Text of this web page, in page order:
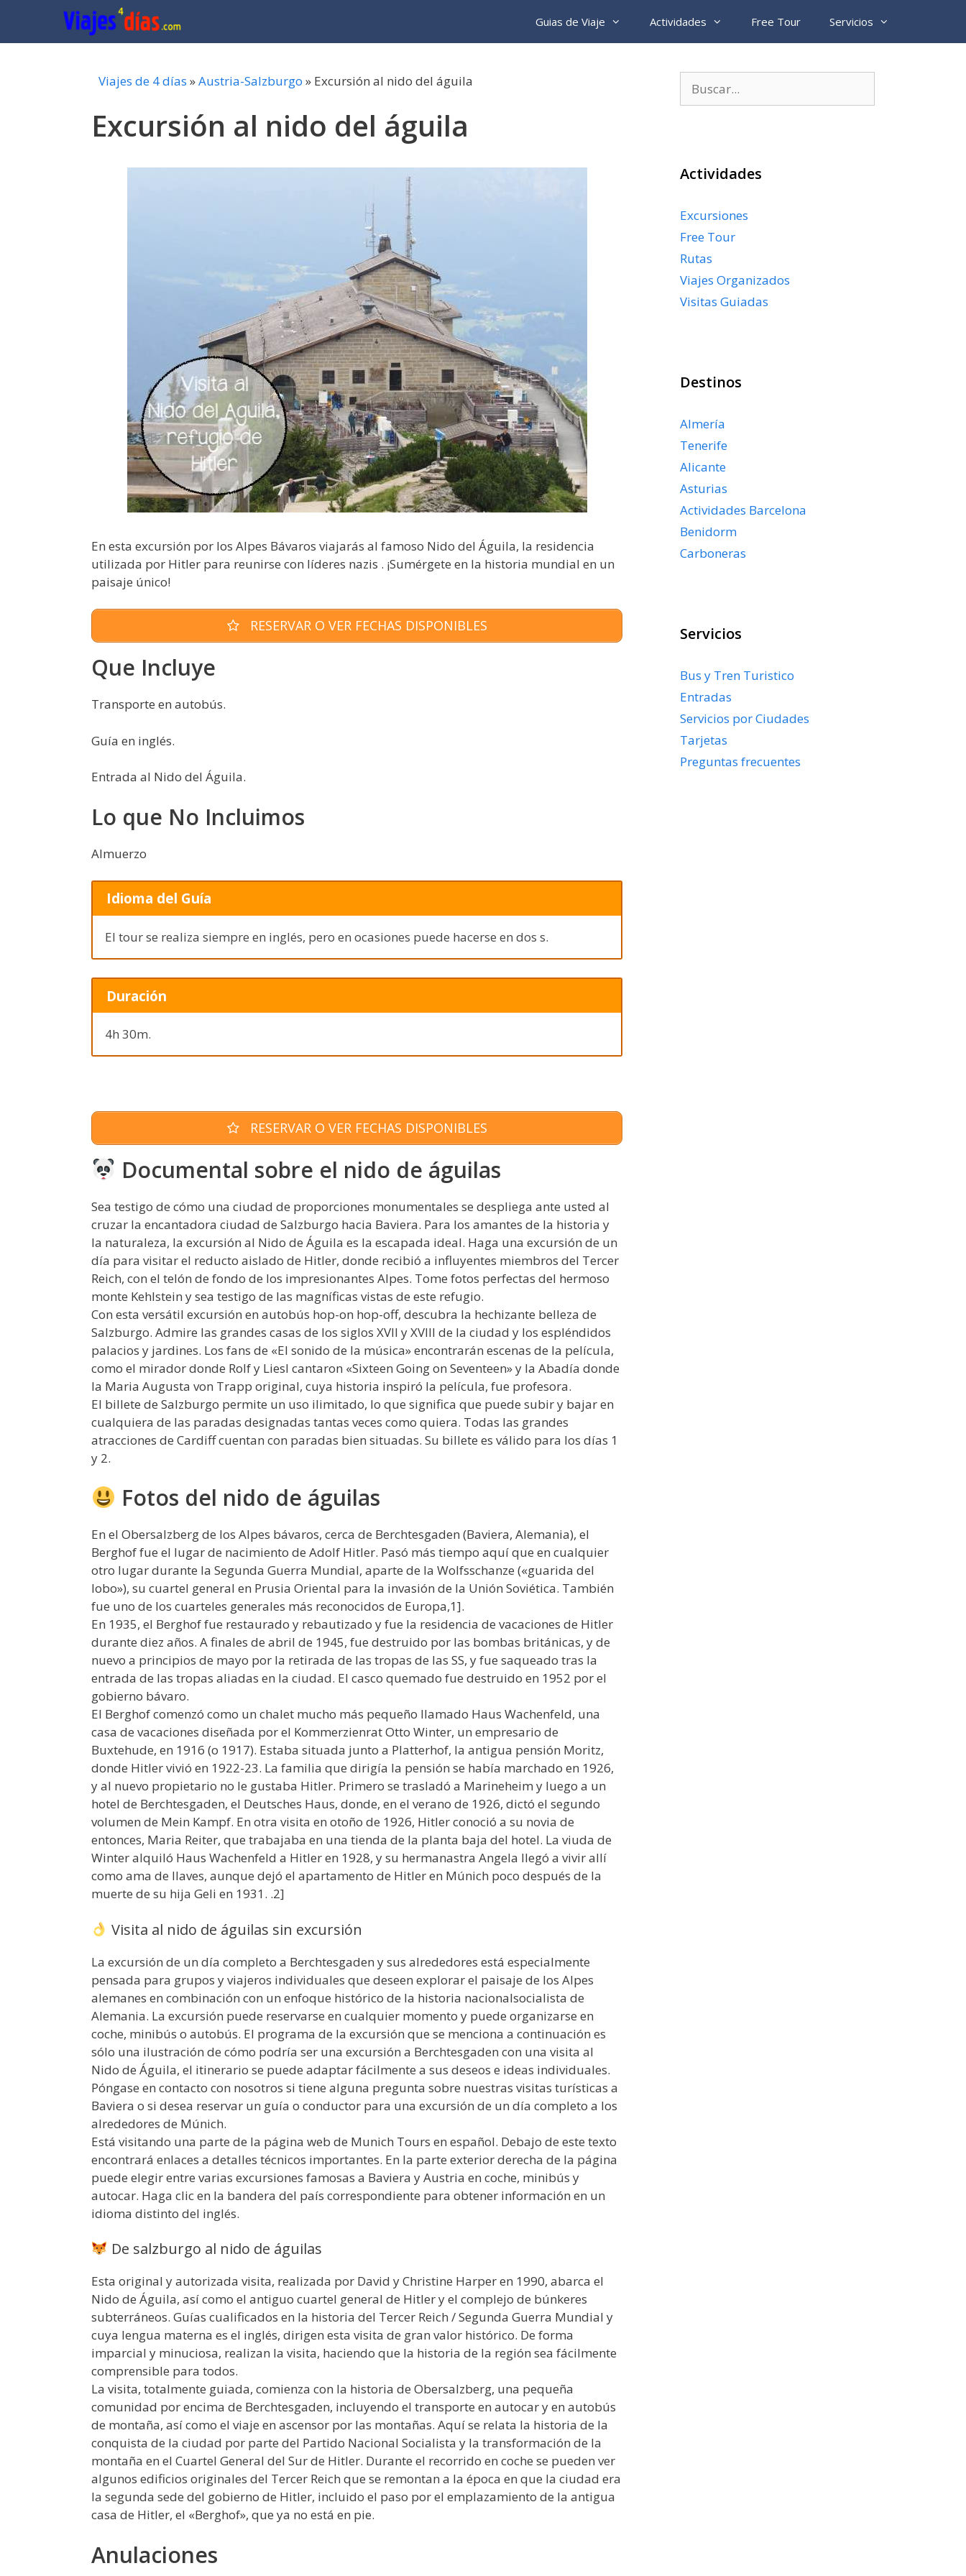
contenido
Guias de Viaje Actividades Free Tour Servicios
Viajes de 4 días »Austria-Salzburgo » Excursión al nido del águila
Excursión al nido del águila
En esta excursión por los Alpes Bávaros viajarás al famoso Nido del Águila, la residencia
utilizada por Hitler para reunirse con líderes nazis . ¡Sumérgete en la historia mundial en un
paisaje único!
RESERVAR O VER FECHAS DISPONIBLES
Que Incluye
Transporte en autobús.
Guía en inglés.
Entrada al Nido del Águila.
Lo que No Incluimos
Almuerzo
Idioma del Guía
El tour se realiza siempre en inglés, pero en ocasiones puede hacerse en dos s.
Duración
4h 30m.
RESERVAR O VER FECHAS DISPONIBLES
Documental sobre el nido de águilas
Sea testigo de cómo una ciudad de proporciones monumentales se despliega ante usted al
cruzar la encantadora ciudad de Salzburgo hacia Baviera. Para los amantes de la historia y
la naturaleza, la excursión al Nido de Águila es la escapada ideal. Haga una excursión de un
día para visitar el reducto aislado de Hitler, donde recibió a influyentes miembros del Tercer
Reich, con el telón de fondo de los impresionantes Alpes. Tome fotos perfectas del hermoso
monte Kehlstein y sea testigo de las magníficas vistas de este refugio.
Con esta versátil excursión en autobús hop-on hop-off, descubra la hechizante belleza de
Salzburgo. Admire las grandes casas de los siglos XVII y XVIII de la ciudad y los espléndidos
palacios y jardines. Los fans de «El sonido de la música» encontrarán escenas de la película,
como el mirador donde Rolf y Liesl cantaron «Sixteen Going on Seventeen» y la Abadía donde
la Maria Augusta von Trapp original, cuya historia inspiró la película, fue profesora.
El billete de Salzburgo permite un uso ilimitado, lo que significa que puede subir y bajar en
cualquiera de las paradas designadas tantas veces como quiera. Todas las grandes
atracciones de Cardiff cuentan con paradas bien situadas. Su billete es válido para los días 1
y 2.
Fotos del nido de águilas
En el Obersalzberg de los Alpes bávaros, cerca de Berchtesgaden (Baviera, Alemania), el
Berghof fue el lugar de nacimiento de Adolf Hitler. Pasó más tiempo aquí que en cualquier
otro lugar durante la Segunda Guerra Mundial, aparte de la Wolfsschanze («guarida del
lobo»), su cuartel general en Prusia Oriental para la invasión de la Unión Soviética. También
fue uno de los cuarteles generales más reconocidos de Europa,1].
En 1935, el Berghof fue restaurado y rebautizado y fue la residencia de vacaciones de Hitler
durante diez años. A finales de abril de 1945, fue destruido por las bombas británicas, y de
nuevo a principios de mayo por la retirada de las tropas de las SS, y fue saqueado tras la
entrada de las tropas aliadas en la ciudad. El casco quemado fue destruido en 1952 por el
gobierno bávaro.
El Berghof comenzó como un chalet mucho más pequeño llamado Haus Wachenfeld, una
casa de vacaciones diseñada por el Kommerzienrat Otto Winter, un empresario de
Buxtehude, en 1916 (o 1917). Estaba situada junto a Platterhof, la antigua pensión Moritz,
donde Hitler vivió en 1922-23. La familia que dirigía la pensión se había marchado en 1926,
y al nuevo propietario no le gustaba Hitler. Primero se trasladó a Marineheim y luego a un
hotel de Berchtesgaden, el Deutsches Haus, donde, en el verano de 1926, dictó el segundo
volumen de Mein Kampf. En otra visita en otoño de 1926, Hitler conoció a su novia de
entonces, Maria Reiter, que trabajaba en una tienda de la planta baja del hotel. La viuda de
Winter alquiló Haus Wachenfeld a Hitler en 1928, y su hermanastra Angela llegó a vivir allí
como ama de llaves, aunque dejó el apartamento de Hitler en Múnich poco después de la
muerte de su hija Geli en 1931. .2]
Visita al nido de águilas sin excursión
La excursión de un día completo a Berchtesgaden y sus alrededores está especialmente
pensada para grupos y viajeros individuales que deseen explorar el paisaje de los Alpes
alemanes en combinación con un enfoque histórico de la historia nacionalsocialista de
Alemania. La excursión puede reservarse en cualquier momento y puede organizarse en
coche, minibús o autobús. El programa de la excursión que se menciona a continuación es
sólo una ilustración de cómo podría ser una excursión a Berchtesgaden con una visita al
Nido de Águila, el itinerario se puede adaptar fácilmente a sus deseos e ideas individuales.
Póngase en contacto con nosotros si tiene alguna pregunta sobre nuestras visitas turísticas a
Baviera o si desea reservar un guía o conductor para una excursión de un día completo a los
alrededores de Múnich.
Está visitando una parte de la página web de Munich Tours en español. Debajo de este texto
encontrará enlaces a detalles técnicos importantes. En la parte exterior derecha de la página
puede elegir entre varias excursiones famosas a Baviera y Austria en coche, minibús y
autocar. Haga clic en la bandera del país correspondiente para obtener información en un
idioma distinto del inglés.
De salzburgo al nido de águilas
Esta original y autorizada visita, realizada por David y Christine Harper en 1990, abarca el
Nido de Águila, así como el antiguo cuartel general de Hitler y el complejo de búnkeres
subterráneos. Guías cualificados en la historia del Tercer Reich / Segunda Guerra Mundial y
cuya lengua materna es el inglés, dirigen esta visita de gran valor histórico. De forma
imparcial y minuciosa, realizan la visita, haciendo que la historia de la región sea fácilmente
comprensible para todos.
La visita, totalmente guiada, comienza con la historia de Obersalzberg, una pequeña
comunidad por encima de Berchtesgaden, incluyendo el transporte en autocar y en autobús
de montaña, así como el viaje en ascensor por las montañas. Aquí se relata la historia de la
conquista de la ciudad por parte del Partido Nacional Socialista y la transformación de la
montaña en el Cuartel General del Sur de Hitler. Durante el recorrido en coche se pueden ver
algunos edificios originales del Tercer Reich que se remontan a la época en que la ciudad era
la segunda sede del gobierno de Hitler, incluido el paso por el emplazamiento de la antigua
casa de Hitler, el «Berghof», que ya no está en pie.
Anulaciones
Actividades
Excursiones
Free Tour
Rutas
Viajes Organizados
Visitas Guiadas
Destinos
Almería
Tenerife
Alicante
Asturias
Actividades Barcelona
Benidorm
Carboneras
Servicios
Bus y Tren Turistico
Entradas
Servicios por Ciudades
Tarjetas
Preguntas frecuentes